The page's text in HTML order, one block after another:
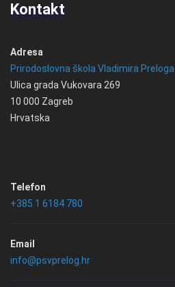
Kontakt
Adresa
Prirodoslovna škola Vladimira Preloga
Ulica grada Vukovara 269
10 000 Zagreb
Hrvatska
Telefon
+385 1 6184 780
Email
info@psvprelog.hr